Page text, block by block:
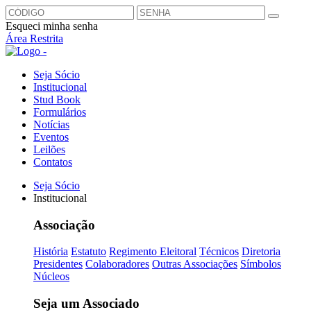
Esqueci minha senha
Área Restrita
Seja Sócio
Institucional
Stud Book
Formulários
Notícias
Eventos
Leilões
Contatos
Seja Sócio
Institucional
Associação
História Estatuto Regimento Eleitoral Técnicos Diretoria
Presidentes Colaboradores Outras Associações Símbolos
Núcleos
Seja um Associado